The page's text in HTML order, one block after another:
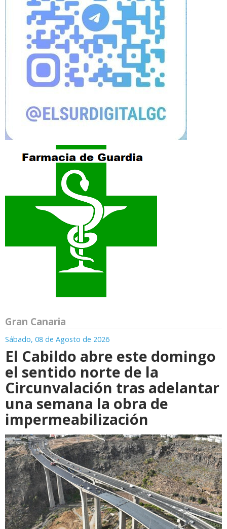
Gran Canaria
Sábado, 08 de Agosto de 2026
El Cabildo abre este domingo
el sentido norte de la
Circunvalación tras adelantar
una semana la obra de
impermeabilización